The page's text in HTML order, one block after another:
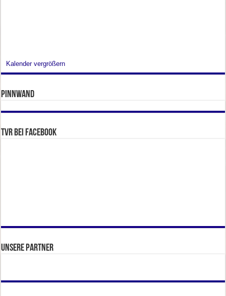
Kalender vergrößern
Pinnwand
TVR bei facebook
Unsere Partner